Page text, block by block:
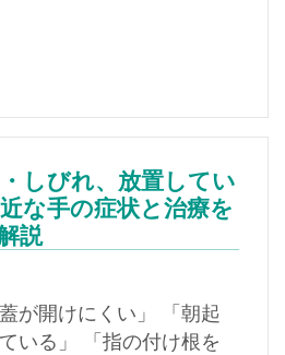
しびれ、放置してい
な手の症状と治療を
説
が開けにくい」 「朝起
いる」 「指の付け根を